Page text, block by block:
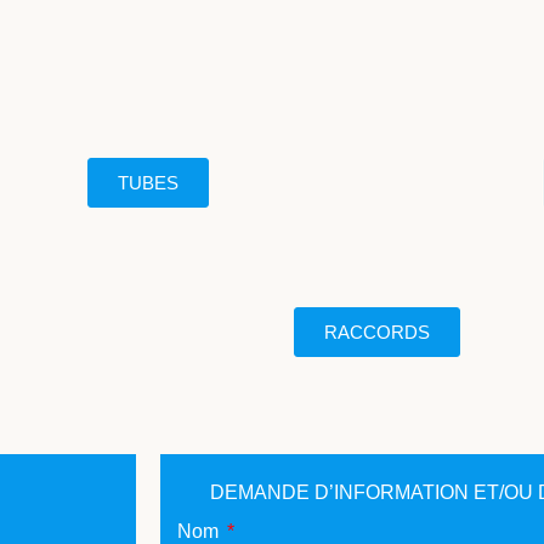
TUBES
RACCORDS
DEMANDE D’INFORMATION ET/OU
Nom